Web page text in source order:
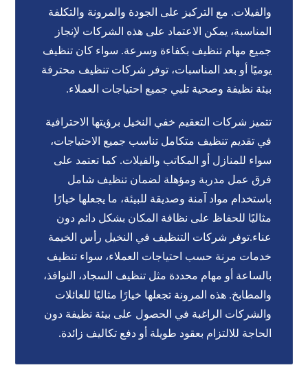
والفيلات. مع التركيز على الجودة والمرونة والتكلفة
المناسبة، يمكن الاعتماد على هذه الشركات لإنجاز
جميع مهام تنظيف بكفاءة وسرعة. سواء كان تنظيف
يوميًا أو بعد المناسبات، توفر شركات تنظيف محترفة
بيئة نظيفة وصحية تلبي جميع احتياجات العملاء.
تتميز شركات التعقيم خفي النخيل برؤيتها الاحترافية
في تقديم تنظيف متكامل تناسب جميع الاحتياجات،
سواء للمنازل أو المكاتب والفيلات. كما تعتمد على
فرق عمل مدربة ومؤهلة لضمان تنظيف شامل
باستخدام مواد آمنة وصديقة للبيئة، ما يجعلها خيارًا
مثاليًا للحفاظ على نظافة المكان بشكل دائم دون
عناء.توفر شركات التنظيف في النخيل رأس الخيمة
خدمات مرنة حسب احتياجات العملاء، سواء تنظيف
بالساعة أو مهام محددة مثل تنظيف السجاد، النوافذ،
والمطابخ. هذه المرونة تجعلها خيارًا مثاليًا للعائلات
والشركات الراغبة في الحصول على بيئة نظيفة دون
الحاجة للالتزام بعقود طويلة أو دفع تكاليف زائدة.